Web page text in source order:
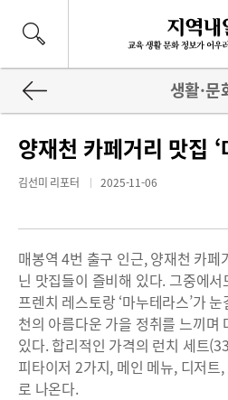
생활·문
양재천 카페거리 맛집 ‘
김선미 리포터 2025-11-06
매봉역 4번 출구 인근, 양재천 카페
닌 맛집들이 즐비해 있다. 그중에
프렌치 레스토랑 ‘마누테라스’가
천의 아름다운 가을 정취를 느끼며
있다. 합리적인 가격의 런치 세트
피타이저 2가지, 메인 메뉴, 디저트
로 나온다.